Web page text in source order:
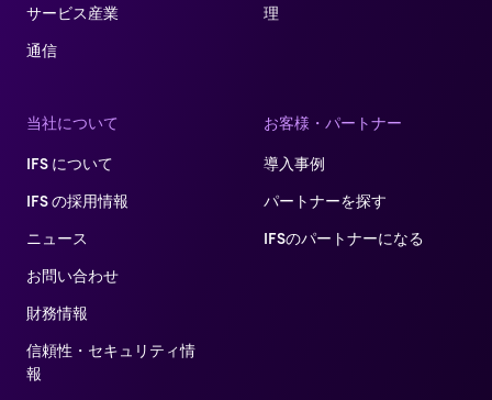
サービス産業
通信
理​
当社について
IFS について
IFS の採用情報
ニュース
お問い合わせ
財務情報
信頼性・セキュリティ情
報
お客様・パートナー
導入事例
パートナーを探す
IFSのパートナーになる